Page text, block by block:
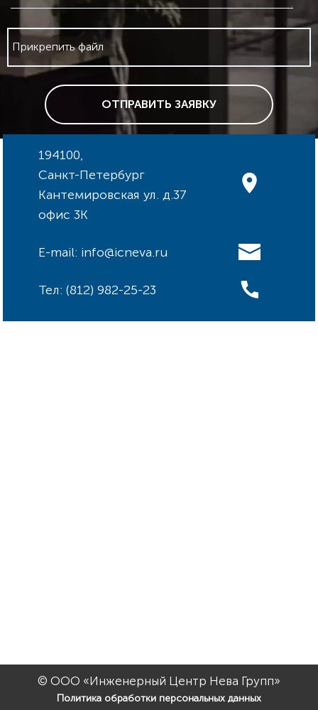
Прикрепить файл
ОТПРАВИТЬ ЗАЯВКУ
194100,
Санкт-Петербург
Кантемировская ул. д.37
офис 3К
E-mail: info@icneva.ru
Тел: (812) 982-25-23
© ООО «Инженерный Центр Нева Групп»
Политика обработки персональных данных